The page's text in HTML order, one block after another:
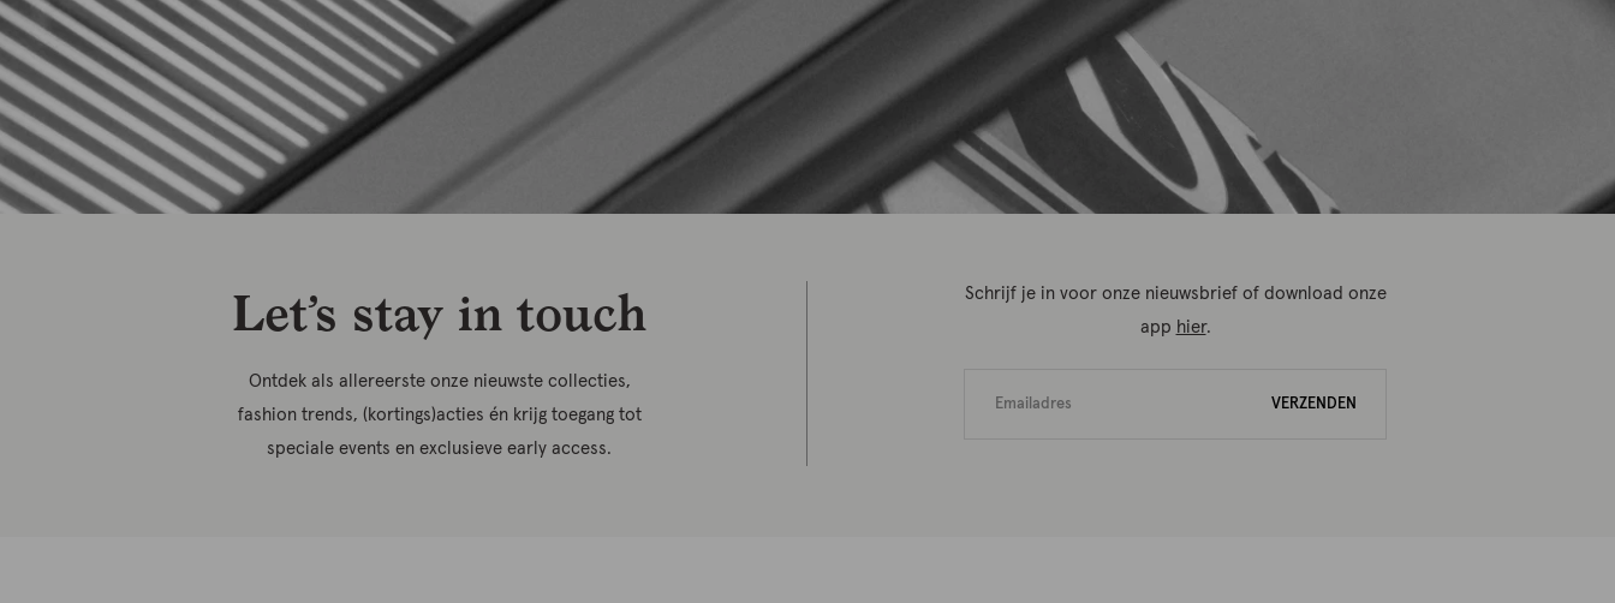
Let’s stay in touch
Ontdek als allereerste onze nieuwste collecties,
fashion trends, (kortings)acties én krijg toegang tot
speciale events en exclusieve early access.
Schrijf je in voor onze nieuwsbrief of download onze
app hier.
VERZENDEN